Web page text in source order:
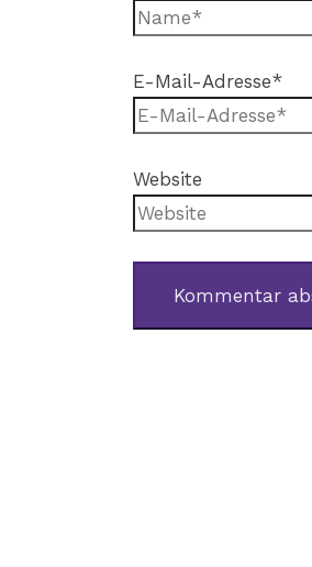
E-Mail-Adresse*
Website